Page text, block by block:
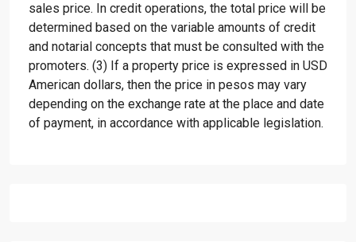
sales price. In credit operations, the total price will be
determined based on the variable amounts of credit
and notarial concepts that must be consulted with the
promoters. (3) If a property price is expressed in USD
American dollars, then the price in pesos may vary
depending on the exchange rate at the place and date
of payment, in accordance with applicable legislation.